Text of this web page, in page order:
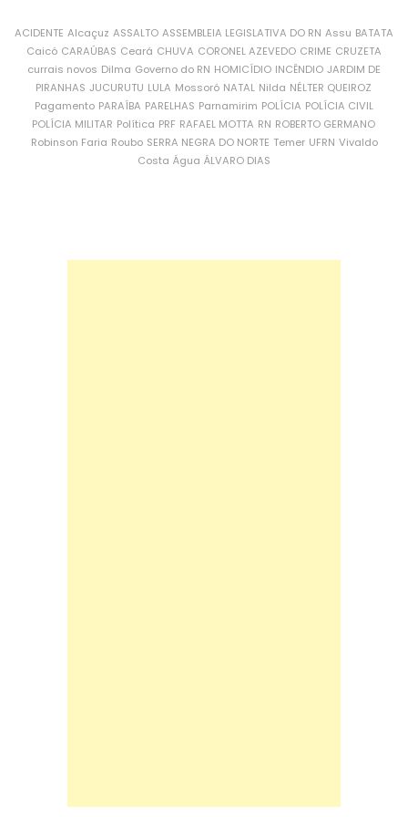
ACIDENTE Alcaçuz ASSALTO ASSEMBLEIA LEGISLATIVA DO RN Assu BATATA
Caicó CARAÚBAS Ceará CHUVA CORONEL AZEVEDO CRIME CRUZETA
currais novos Dilma Governo do RN HOMICÍDIO INCÊNDIO JARDIM DE
PIRANHAS JUCURUTU LULA Mossoró NATAL Nilda NÉLTER QUEIROZ
Pagamento PARAÍBA PARELHAS Parnamirim POLÍCIA POLÍCIA CIVIL
POLÍCIA MILITAR Política PRF RAFAEL MOTTA RN ROBERTO GERMANO
Robinson Faria Roubo SERRA NEGRA DO NORTE Temer UFRN Vivaldo
Costa Água ÁLVARO DIAS